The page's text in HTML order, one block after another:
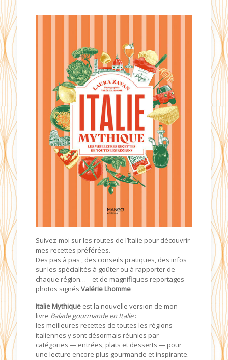
Suivez-moi sur les routes de l’Italie pour découvrir
mes recettes préférées.
Des pas à pas , des conseils pratiques, des infos
sur les spécialités à goûter ou à rapporter de
chaque région… et de magnifiques reportages
photos signés Valérie Lhomme
Italie Mythiqueest la nouvelle version de mon
livre Balade gourmande en Italie:
les meilleures recettes de toutes les régions
italiennes y sont désormais réunies par
catégories — entrées, plats et desserts — pour
une lecture encore plus gourmande et inspirante.